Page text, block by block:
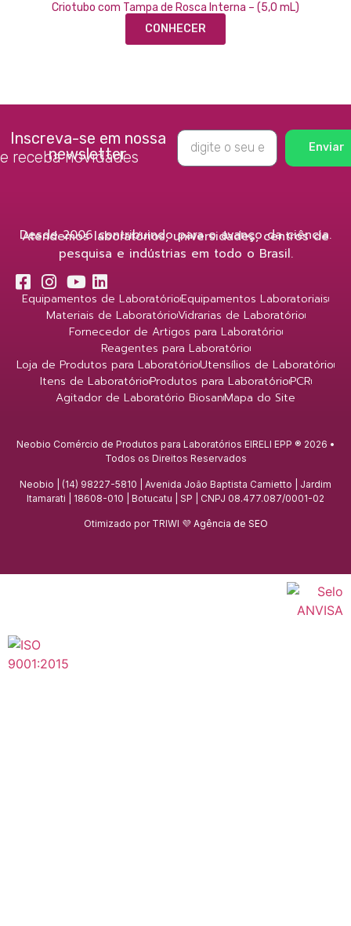
Criotubo com Tampa de Rosca Interna – (5,0 mL)
CONHECER
Inscreva-se em nossa
newsletter
e receba novidades
Enviar
Desde 2006 contribuindo para o avanço da ciência.
Atendemos laboratórios, universidades, centros de
pesquisa e indústrias em todo o Brasil.
Equipamentos de LaboratórioEquipamentos Laboratoriais
Materiais de LaboratórioVidrarias de Laboratório
Fornecedor de Artigos para Laboratório
Reagentes para Laboratório
Loja de Produtos para LaboratórioUtensílios de Laboratório
Itens de LaboratórioProdutos para LaboratórioPCR
Agitador de Laboratório BiosanMapa do Site
Neobio Comércio de Produtos para Laboratórios EIRELI EPP ® 2026 •
Todos os Direitos Reservados
Neobio | (14) 98227-5810 | Avenida João Baptista Carnietto | Jardim
Itamarati | 18608-010 | Botucatu | SP | CNPJ 08.477.087/0001-02
Otimizado por TRIWI 💜 Agência de SEO